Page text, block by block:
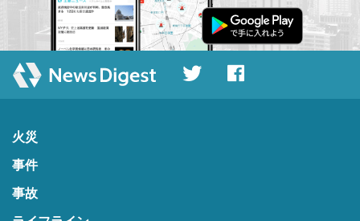
火災
事件
事故